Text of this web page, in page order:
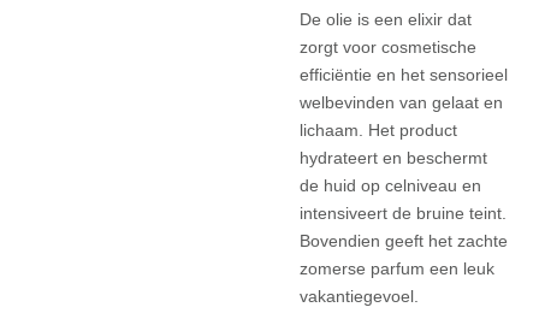
De olie is een elixir dat
zorgt voor cosmetische
efficiëntie en het sensorieel
welbevinden van gelaat en
lichaam. Het product
hydrateert en beschermt
de huid op celniveau en
intensiveert de bruine teint.
Bovendien geeft het zachte
zomerse parfum een leuk
vakantiegevoel.